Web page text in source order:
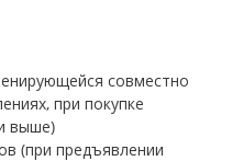
совместно
при покупке
выше)
(при предъявлении